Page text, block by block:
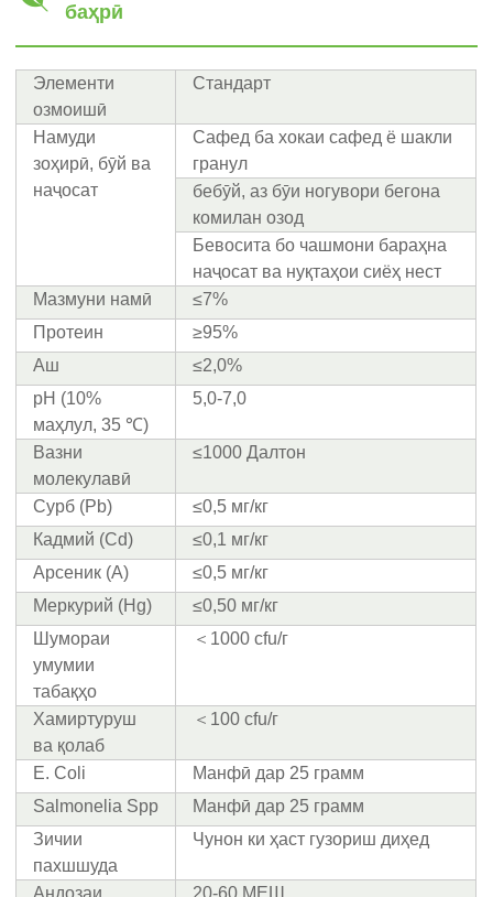
баҳрӣ
Элементи
озмоишӣ
Стандарт
Намуди
зоҳирӣ, бӯй ва
наҷосат
Сафед ба хокаи сафед ё шакли
гранул
бебӯй, аз бӯи ногувори бегона
комилан озод
Бевосита бо чашмони бараҳна
наҷосат ва нуқтаҳои сиёҳ нест
Мазмуни намӣ
≤7%
Протеин
≥95%
Аш
≤2,0%
рН (10%
маҳлул, 35 ℃)
5,0-7,0
Вазни
молекулавӣ
≤1000 Далтон
Сурб (Pb)
≤0,5 мг/кг
Кадмий (Cd)
≤0,1 мг/кг
Арсеник (А)
≤0,5 мг/кг
Меркурий (Hg)
≤0,50 мг/кг
Шумораи
умумии
табақҳо
＜1000 cfu/г
Хамиртуруш
ва қолаб
＜100 cfu/г
E. Coli
Манфӣ дар 25 грамм
Salmonelia Spp
Манфӣ дар 25 грамм
Зичии
пахшшуда
Чунон ки ҳаст гузориш диҳед
Андозаи 20-60 МЕШ